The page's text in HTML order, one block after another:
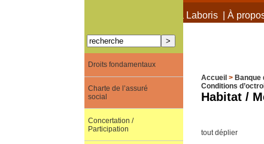
À propos de Terra Laboris| À
Accueil > Banque
Conditions
Habitat /
tout déplier
Droits fondamentaux
Charte de l’assuré
social
Concertation /
Participation